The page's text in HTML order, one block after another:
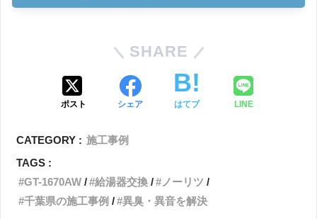
SHARE
ポスト シェア はてブ LINE
CATEGORY : 施工事例
TAGS :
GT-1670AW
給湯器交換
ノーリツ
千葉県の施工事例
異臭・異音を解決